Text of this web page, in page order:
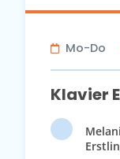
Mo-Do
Klavier